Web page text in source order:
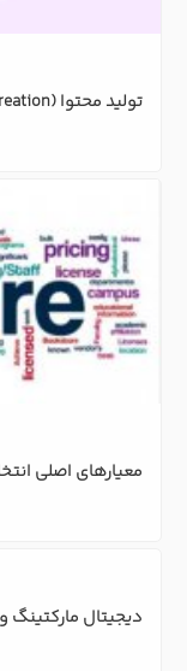
تولید محتوا (content creation) چیست ؟
معیارهای اصلی